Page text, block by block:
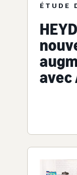
ÉTUDE
avec